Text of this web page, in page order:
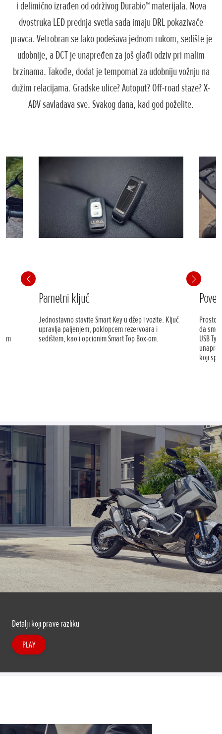
i delimično izrađen od održivog Durabio™ materijala. Nova
dvostruka LED prednja svetla sada imaju DRL pokazivače
pravca. Vetrobran se lako podešava jednom rukom, sedište je
udobnije, a DCT je unapređen za još glađi odziv pri malim
brzinama. Takođe, dodat je tempomat za udobniju vožnju na
dužim relacijama. Gradske ulice? Autoput? Off-road staze? X-
ADV savladava sve. Svakog dana, kad god poželite.
Pametni ključ
Jednostavno stavite Smart Key u džep i vozite. Ključ
upravlja paljenjem, poklopcem rezervoara i
sedištem, kao i opcionim Smart Top Box-om.
Prostor
da
USB
koji
Detalji koji prave razliku
PLAY